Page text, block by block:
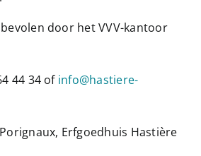
door het VVV-kantoor
44 34 of info@hastiere-
Erfgoedhuis Hastière